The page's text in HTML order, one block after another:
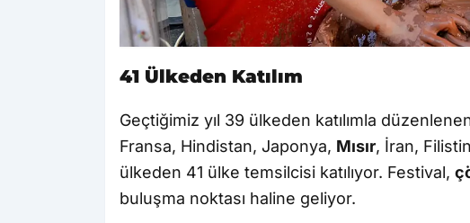
41 Ülkeden Katılım
Geçtiğimiz yıl 39 ülkeden katılımla
Fransa, Hindistan, Japonya, Mısır, İran,
ülkeden 41 ülke temsilcisi katılıyor. Festival,
buluşma noktası haline geliyor.